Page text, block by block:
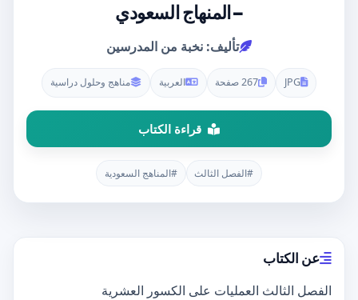
– المنهاج السعودي
تأليف: نخبة من المدرسين
JPG 267 صفحة العربية مناهج وحلول دراسية
قراءة الكتاب
#الفصل الثالث #المناهج السعودية
عن الكتاب
الفصل الثالث العمليات على الكسور العشرية